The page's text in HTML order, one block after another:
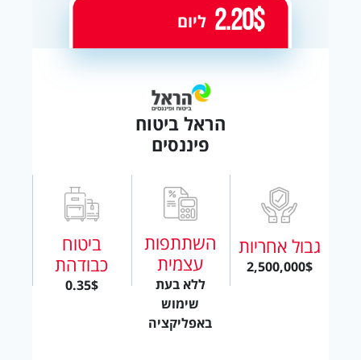
הראל ביטוח
פיננסים
גבול אחריות
2,500,000$
השתתפות
עצמית
ללא בעת
שימוש
באפליקציה
ביטוח
כבודהת
0.35$
2.20$ ליום